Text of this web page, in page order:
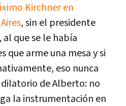
Kirchner en
, sin el presidente
, al que se le había
que arme una mesa y si
eso nunca
de Alberto: no
la instrumentación en